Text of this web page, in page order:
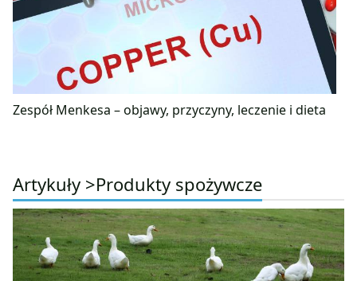
Zespół Menkesa – objawy, przyczyny, leczenie i dieta
Artykuły >Produkty spożywcze